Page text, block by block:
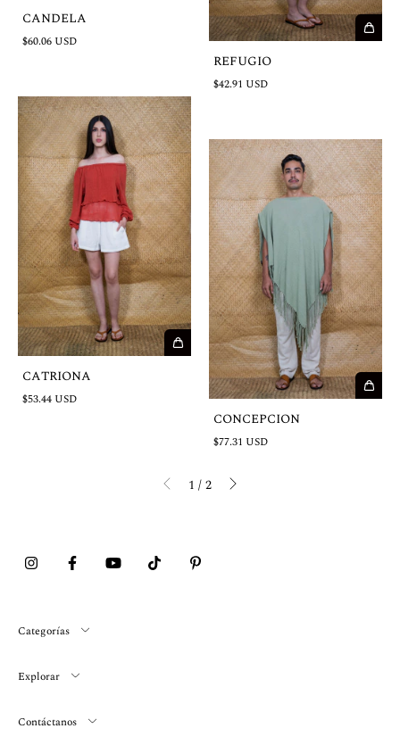
CANDELA
$60.06 USD
REFUGIO
$42.91 USD
CATRIONA
$53.44 USD
CONCEPCION
$77.31 USD
1 /2
Categorías
Explorar
Contáctanos